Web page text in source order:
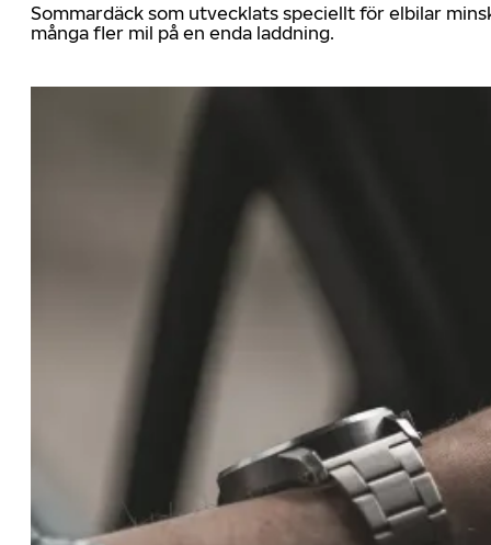
Sommardäck som utvecklats speciellt för elbilar
många fler mil på en enda laddning.